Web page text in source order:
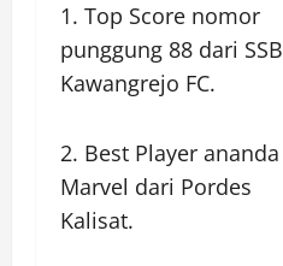
1. Top Score nomor
punggung 88 dari SSB
Kawangrejo FC.
2. Best Player ananda
Marvel dari Pordes
Kalisat.